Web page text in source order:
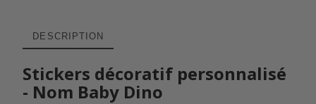
DESCRIPTION
Stickers décoratif personnalisé
- Nom Baby Dino